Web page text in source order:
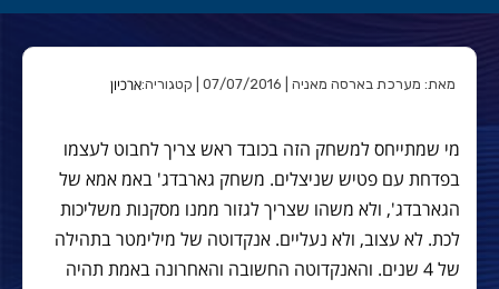
מאת: מערכת בארסה מאניה | 07/07/2016 | קטגוריה: ארכיון
מי שמתייחס למשחק הזה בכובד ראש צריך לחבוט לעצמו
בפדחת עם פטיש שניצלים. משחק גארבדג' באמ אמא של
הגארבדג', ולא משהו שצריך לגזור ממנו מסקנות משליכות
לכת. לא עצוב, ולא נעליים. אנקדוטה של מילימטר בתהילה
של 4 שנים. והאנקדוטה החשובה והאחרונה באמת תהיה